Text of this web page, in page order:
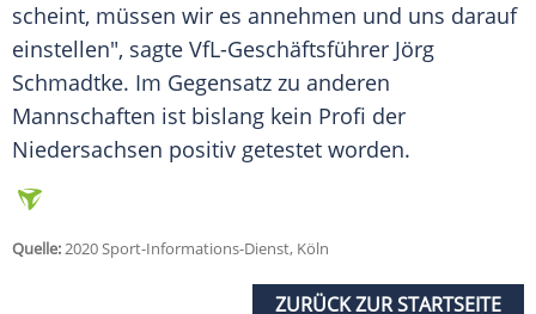
scheint, müssen wir es annehmen und uns darauf
einstellen", sagte VfL-Geschäftsführer Jörg
Schmadtke. Im Gegensatz zu anderen
Mannschaften ist bislang kein Profi der
Niedersachsen positiv getestet worden.
Quelle:2020 Sport-Informations-Dienst, Köln
ZURÜCK ZUR STARTSEITE